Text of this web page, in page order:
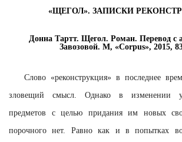
«ЩЕГОЛ». ЗАПИСКИ
Донна Тартт. Щегол. Роман. Перевод с
Завозовой. М, «Corpus», 2015,
Слово «реконструкция» в последнее
зловещий смысл. Однако в изменении
предметов с целью придания им новых
порочного нет. Равно как и в попытках